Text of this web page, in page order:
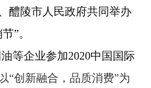
醴陵市人民政府共同举办
”。
等企业参加2020中国国际
“创新融合，品质消费”为